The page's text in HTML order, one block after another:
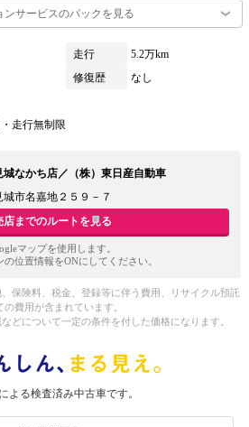
ンサービスのパックを見る
走行
5.2万km
修復歴
なし
走行無制限
城なかち店／（株）東日産自動車
城市名嘉地２５９－７
店までのルートを見る
マップを使用します。
の位置情報をONにしてください。
保険料、税金、登録等に伴う費用、リサイクル預託
費用が含まれています。
どについて一定の条件を付した価格になります。
よる検査済み中古車です。